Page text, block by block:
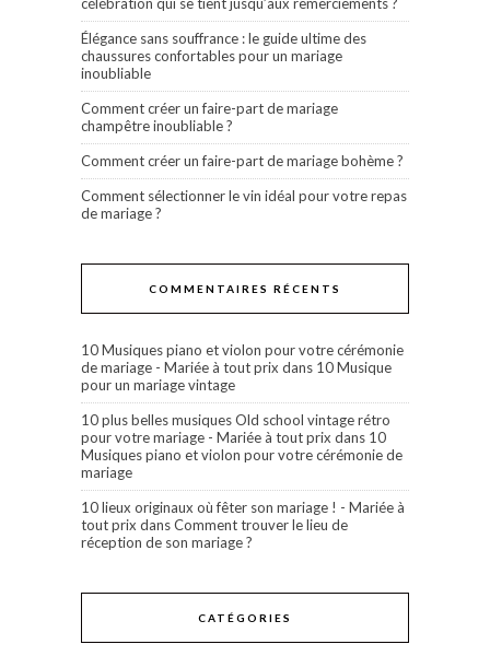
Élégance sans souffrance : le guide ultime des
chaussures confortables pour un mariage
inoubliable
Comment créer un faire-part de mariage
champêtre inoubliable ?
Comment créer un faire-part de mariage bohème ?
Comment sélectionner le vin idéal pour votre repas
de mariage ?
COMMENTAIRES RÉCENTS
10 Musiques piano et violon pour votre cérémonie
de mariage - Mariée à tout prix dans 10 Musique
pour un mariage vintage
10 plus belles musiques Old school vintage rétro
pour votre mariage - Mariée à tout prix dans 10
Musiques piano et violon pour votre cérémonie de
mariage
10 lieux originaux où fêter son mariage ! - Mariée à
tout prix dansComment trouver le lieu de
réception de son mariage ?
CATÉGORIES